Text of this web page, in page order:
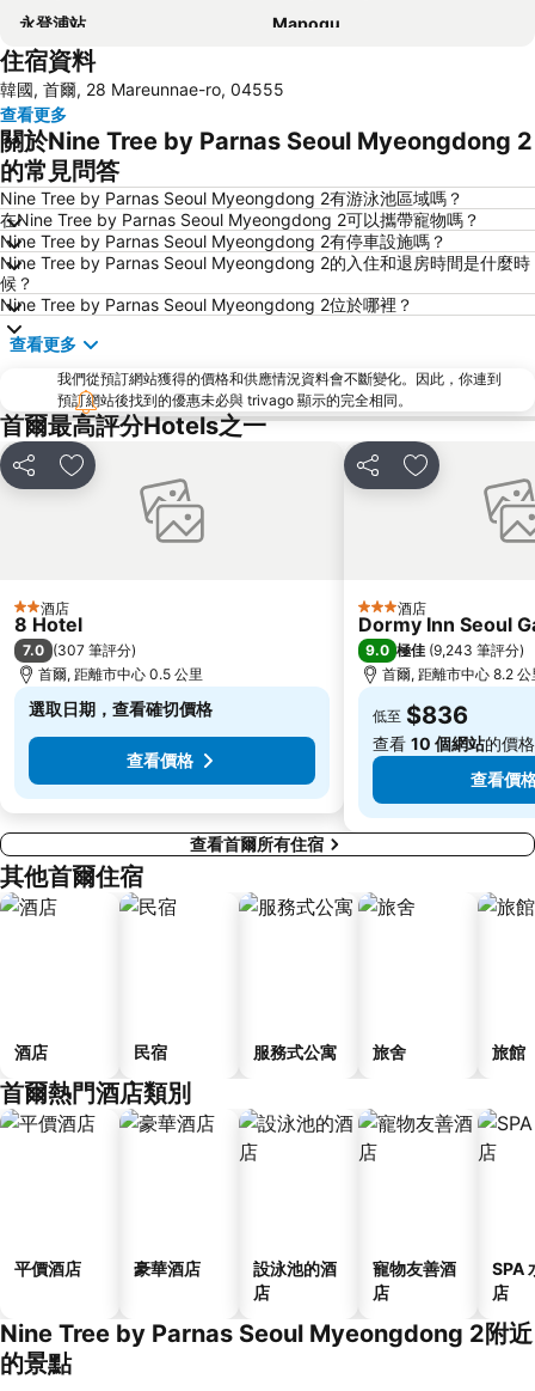
永登浦站
Mapogu
弘益大學
COEX商場
梨泰院
龍山站
Seoul
首爾蠶室綜合運動場
Gwanghwamun
Jongno
蠶室棒球場
金浦國際機場
Dongdaemun Sijang
Lotte World
Namdaemun Market
韓國會展中心水族館
昌德宮
Gyeongbokgung
Yongsan
Apgujeong
首爾世界杯體育場
Everland
Transit Tours - Seoul City Tour
Jongno
Myeong-dong Cathedral
Deoksugung Palace
East gate
Yangjae
Lotte - Main
Jung Gu
木洞棒球場
住宿資料
韓國, 首爾, 28 Mareunnae-ro, 04555
查看更多
關於Nine Tree by Parnas Seoul Myeongdong 2
的常見問答
Nine Tree by Parnas Seoul Myeongdong 2有游泳池區域嗎？
在Nine Tree by Parnas Seoul Myeongdong 2可以攜帶寵物嗎？
Nine Tree by Parnas Seoul Myeongdong 2有停車設施嗎？
Nine Tree by Parnas Seoul Myeongdong 2的入住和退房時間是什麼時
候？
Nine Tree by Parnas Seoul Myeongdong 2位於哪裡？
查看更多
我們從預訂網站獲得的價格和供應情況資料會不斷變化。因此，你連到
預訂網站後找到的優惠未必與 trivago 顯示的完全相同。
首爾最高評分Hotels之一
分享 放到收藏夾
2 星級
酒店
8 Hotel
7.0 (307 筆評分)
首爾, 距離市中心 0.5 公里
選取日期，查看確切價格
查看價格
分享 放到收藏夾
3 星級酒店
Dormy Inn Seoul
9.0 極佳 (9,243 筆評分)
首爾, 距離市中心 8.2 公
低至 $836
查看 10 個網站的價格
查看價
查看首爾所有住宿
其他首爾住宿
酒店 民宿 服務式公寓 旅舍 旅館
首爾熱門酒店類別
平價酒店 豪華酒店
設泳池的酒
店
寵物友善酒
店
SPA
店
Nine Tree by Parnas Seoul Myeongdong 2附近
的景點